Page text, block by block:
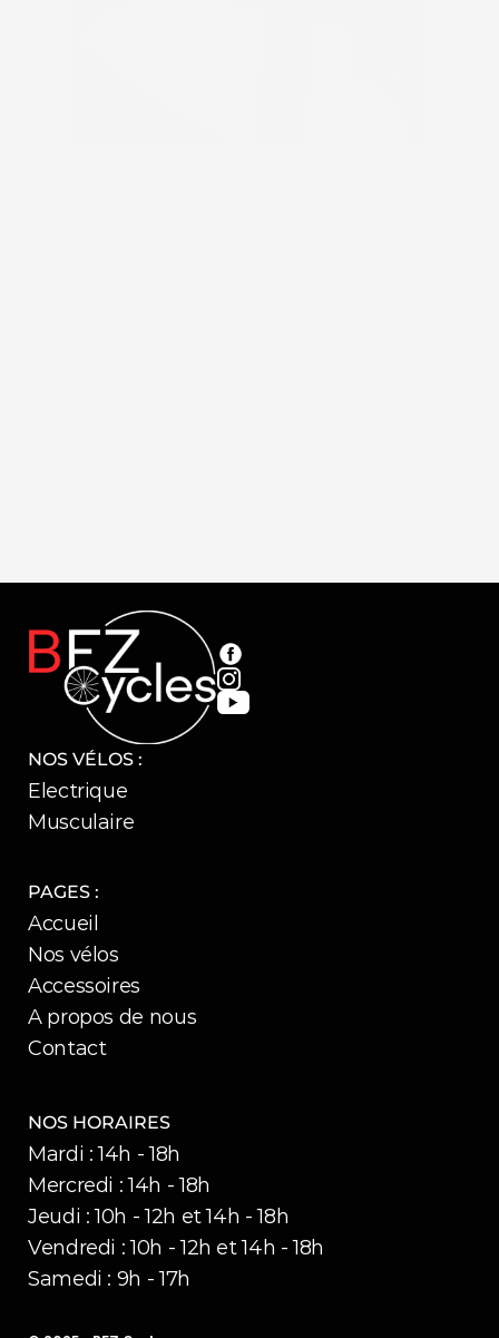
NOS VÉLOS :
Electrique
Musculaire
PAGES :
Accueil
Nos vélos
Accessoires
A propos de nous
Contact
NOS HORAIRES
Mardi : 14h - 18h
Mercredi : 14h - 18h
Jeudi : 10h - 12h et 14h - 18h
Vendredi : 10h - 12h et 14h - 18h
Samedi : 9h - 17h